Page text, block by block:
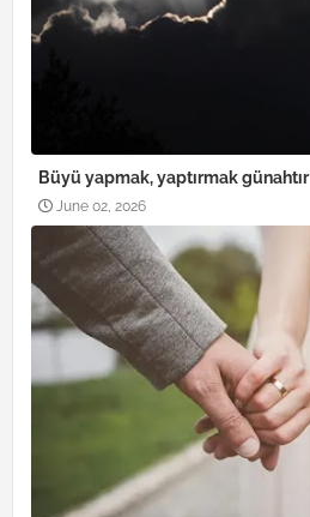
Büyü yapmak, yaptırmak günahtır
June 02, 2026